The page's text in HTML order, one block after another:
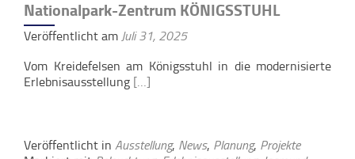
Nationalpark-Zentrum KÖNIGSSTUHL
Veröffentlicht am Juli 31, 2025
Vom Kreidefelsen am Königsstuhl in die modernisierte
Erlebnisausstellung […]
Veröffentlicht in Ausstellung, News, Planung, Projekte